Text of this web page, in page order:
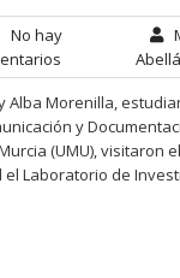
No hay
Alba Morenilla,
y
(UMU), visitaron
el Laboratorio de